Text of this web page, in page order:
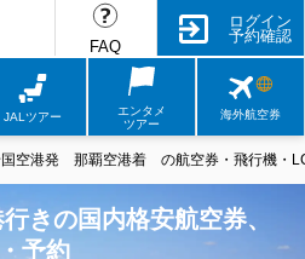
FAQ
ログイン
予約確認
JALツアー
エンタメ
ツアー
海外航空券
空港発 那覇空港着 の航空券・飛行機・
きの国内格安航空券、
予約